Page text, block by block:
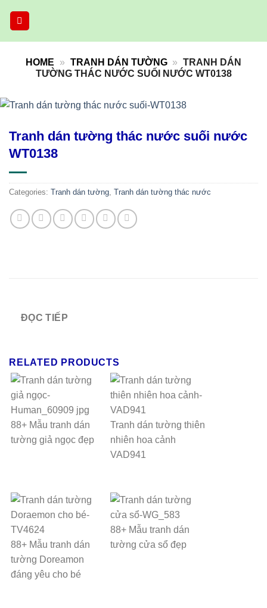
HOME » TRANH DÁN TƯỜNG » TRANH DÁN
TƯỜNG THÁC NƯỚC SUỐI NƯỚC WT0138
Tranh dán tường thác nước suối nước
WT0138
Categories: Tranh dán tường, Tranh dán tường thác nước
ĐỌC TIẾP
RELATED PRODUCTS
88+ Mẫu tranh dán
tường giả ngọc đẹp
Tranh dán tường thiên
nhiên hoa cảnh
VAD941
88+ Mẫu tranh dán
tường Doreamon
đáng yêu cho bé
88+ Mẫu tranh dán
tường cửa sổ đẹp